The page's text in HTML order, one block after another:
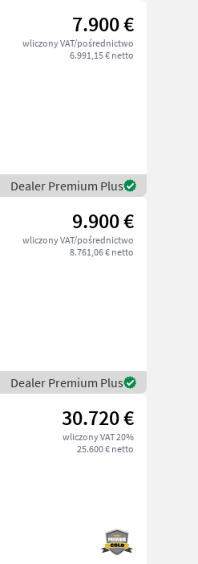
7.900 €
wliczony VAT/pośrednictwo
6.991,15 € netto
Dealer Premium Plus
9.900 €
wliczony VAT/pośrednictwo
8.761,06 € netto
Dealer Premium Plus
30.720 €
wliczony VAT 20%
25.600 € netto